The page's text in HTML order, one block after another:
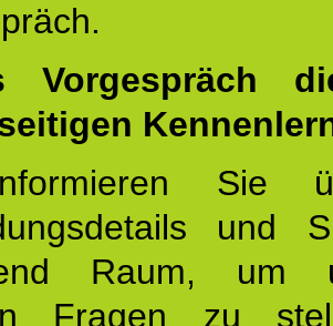
Vorgespräch
Sie
und
Raum, um
Fragen zu